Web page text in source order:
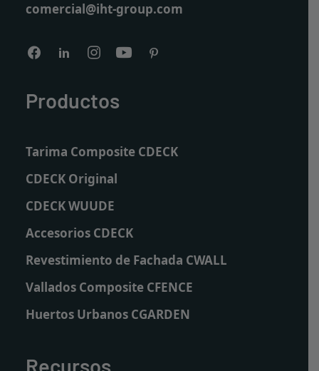
comercial@iht-group.com
Productos
Tarima Composite CDECK
CDECK Original
CDECK WUUDE
Accesorios CDECK
Revestimiento de Fachada CWALL
Vallados Composite CFENCE
Huertos Urbanos CGARDEN
Recursos